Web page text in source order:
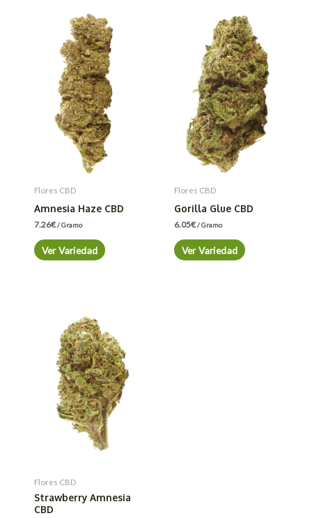
Flores CBD
Amnesia Haze CBD
7.26€/ Gramo
Ver Variedad
Flores CBD
Gorilla Glue CBD
6.05€/ Gramo
Ver Variedad
Flores CBD
Strawberry Amnesia
CBD